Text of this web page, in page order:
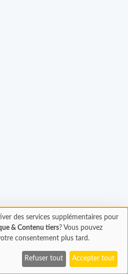
des services supplémentaires pour
& Contenu tiers? Vous pouvez
consentement plus tard.
Refuser tout Accepter tout